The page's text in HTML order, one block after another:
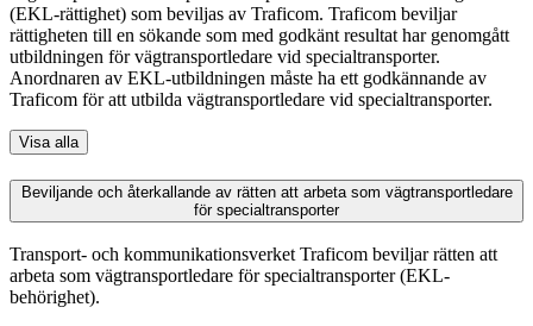
(EKL-rättighet) som beviljas av Traficom. Traficom beviljar
rättigheten till en sökande som med godkänt resultat har genomgått
utbildningen för vägtransportledare vid specialtransporter.
Anordnaren av EKL-utbildningen måste ha ett godkännande av
Traficom för att utbilda vägtransportledare vid specialtransporter.
Visa alla
Beviljande och återkallande av rätten att arbeta som vägtransportledare
för specialtransporter
Transport- och kommunikationsverket Traficom beviljar rätten att
arbeta som vägtransportledare för specialtransporter (EKL-
behörighet).